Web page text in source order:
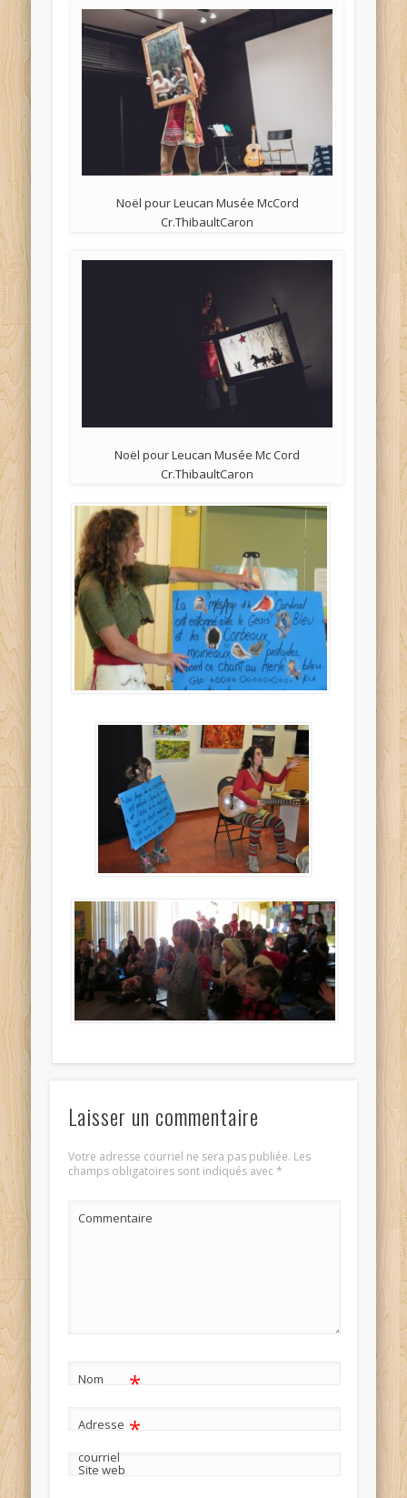
Noël pour Leucan Musée McCord
Cr.ThibaultCaron
Noël pour Leucan Musée Mc Cord
Cr.ThibaultCaron
Laisser un commentaire
Votre adresse courriel ne sera pas publiée. Les
champs obligatoires sont indiqués avec*
Commentaire
Nom *
Adresse
courriel
*
Site web